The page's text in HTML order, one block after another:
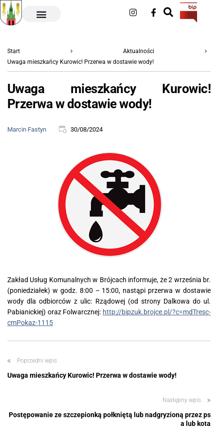
Start
Aktualności
Uwaga mieszkańcy Kurowic! Przerwa w dostawie wody!
Uwaga mieszkańcy Kurowic!
Przerwa w dostawie wody!
Marcin Fastyn 30/08/2024
Zakład Usług Komunalnych w Brójcach informuje, że 2 września br.
(poniedziałek) w godz. 8:00 – 15:00, nastąpi przerwa w dostawie
wody dla odbiorców z ulic: Rządowej (od strony Dalkowa do ul.
Pabianickiej) oraz Folwarcznej: http://bipzuk.brojce.pl/?c=mdTresc-
cmPokaz-1115
Poprzedni wpis
Uwaga mieszkańcy Kurowic! Przerwa w dostawie wody!
Następny wpis
Postępowanie ze szczepionką połkniętą lub nadgryzioną przez ps
a lub kota